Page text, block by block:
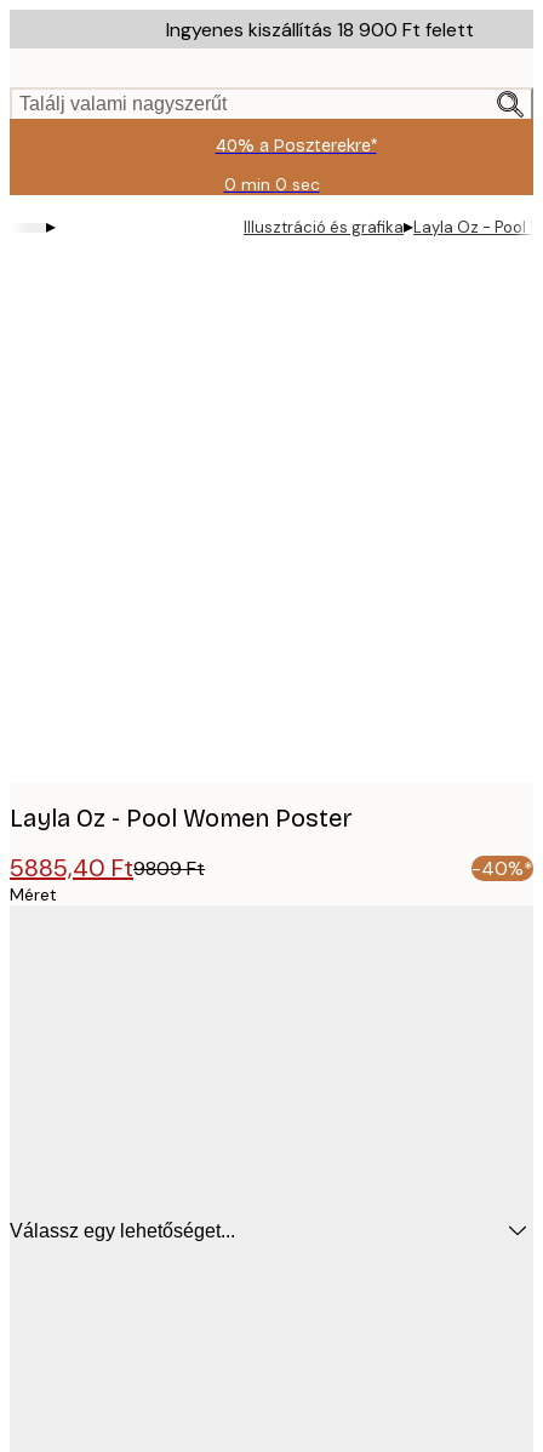
to
content.
Ingyenes kiszállítás 18 900 Ft felett
Találj valami nagyszerűt
40% a Poszterekre*
0 min 0 sec
Érvényes:
2026-
08-
▸ Illusztráció és grafika▸Layla Oz - Pool
Layla Oz - Pool Women Poster
5885,40 Ft9809 Ft -40%*
Méret
Válassz egy lehetőséget...